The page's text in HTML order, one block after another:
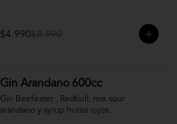
$4.990$8.990
Gin Arandano 600cc
Gin Beefeater , Redbull, mix sour
arandano y syrup frutos rojos.